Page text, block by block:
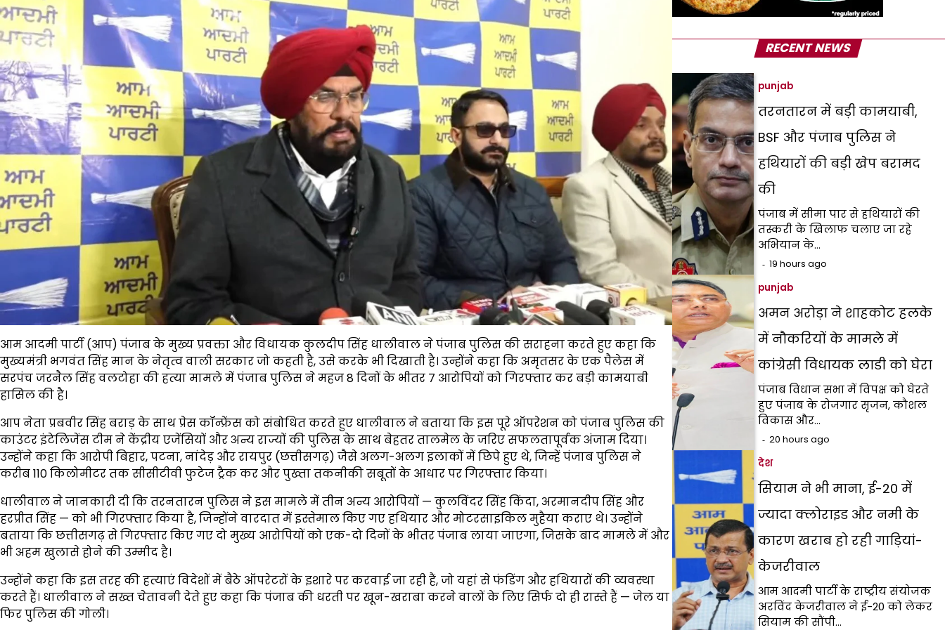
आम आदमी पार्टी (आप) पंजाब के मुख्य प्रवक्ता और विधायक कुलदीप सिंह धालीवाल ने पंजाब पुलिस की सराहना करते हुए कहा कि
मुख्यमंत्री भगवंत सिंह मान के नेतृत्व वाली सरकार जो कहती है, उसे करके भी दिखाती है। उन्होंने कहा कि अमृतसर के एक पैलेस में
सरपंच जरनैल सिंह वलटोहा की हत्या मामले में पंजाब पुलिस ने महज 8 दिनों के भीतर 7 आरोपियों को गिरफ्तार कर बड़ी कामयाबी
हासिल की है।
आप नेता प्रबवीर सिंह बराड़ के साथ प्रेस कॉन्फ्रेंस को संबोधित करते हुए धालीवाल ने बताया कि इस पूरे ऑपरेशन को पंजाब पुलिस की
काउंटर इंटेलिजेंस टीम ने केंद्रीय एजेंसियों और अन्य राज्यों की पुलिस के साथ बेहतर तालमेल के जरिए सफलतापूर्वक अंजाम दिया।
उन्होंने कहा कि आरोपी बिहार, पटना, नांदेड़ और रायपुर (छत्तीसगढ़) जैसे अलग-अलग इलाकों में छिपे हुए थे, जिन्हें पंजाब पुलिस ने
करीब 110 किलोमीटर तक सीसीटीवी फुटेज ट्रैक कर और पुख्ता तकनीकी सबूतों के आधार पर गिरफ्तार किया।
धालीवाल ने जानकारी दी कि तरनतारन पुलिस ने इस मामले में तीन अन्य आरोपियों — कुलविंदर सिंह किंदा, अरमानदीप सिंह और
हरप्रीत सिंह — को भी गिरफ्तार किया है, जिन्होंने वारदात में इस्तेमाल किए गए हथियार और मोटरसाइकिल मुहैया कराए थे। उन्होंने
बताया कि छत्तीसगढ़ से गिरफ्तार किए गए दो मुख्य आरोपियों को एक-दो दिनों के भीतर पंजाब लाया जाएगा, जिसके बाद मामले में और
भी अहम खुलासे होने की उम्मीद है।
उन्होंने कहा कि इस तरह की हत्याएं विदेशों में बैठे ऑपरेटरों के इशारे पर करवाई जा रही हैं, जो यहां से फंडिंग और हथियारों की व्यवस्था
करते हैं। धालीवाल ने सख्त चेतावनी देते हुए कहा कि पंजाब की धरती पर खून-खराबा करने वालों के लिए सिर्फ दो ही रास्ते हैं — जेल या
फिर पुलिस की गोली।
RECENT NEWS
punjab
तरनतारन में बड़ी कामयाबी,
BSF और पंजाब पुलिस ने
हथियारों की बड़ी खेप बरामद
की
पंजाब में सीमा पार से हथियारों की
तस्करी के खिलाफ चलाए जा रहे
अभियान के…
19 hours ago
punjab
अमन अरोड़ा ने शाहकोट हलके
में नौकरियों के मामले में
कांग्रेसी विधायक लाडी को घेरा
पंजाब विधान सभा में विपक्ष को घेरते
हुए पंजाब के रोजगार सृजन, कौशल
विकास और…
20 hours ago
देश
सियाम ने भी माना, ई-20 में
ज्यादा क्लोराइड और नमी के
कारण खराब हो रही गाड़ियां-
केजरीवाल
आम आदमी पार्टी के राष्ट्रीय संयोजक
अरविंद केजरीवाल ने ई-20 को लेकर
सियाम की सौंपी…